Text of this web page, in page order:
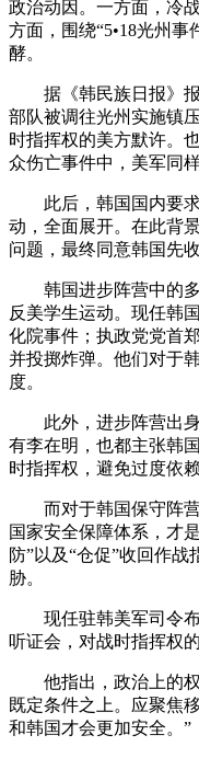
政治动因。一方面，冷
方面，围绕“5•18光州
酵。
据《韩民族日报》报
部队被调往光州实施镇
时指挥权的美方默许。
众伤亡事件中，美军同
此后，韩国国内要求
动，全面展开。在此背
问题，最终同意韩国先
韩国进步阵营中的多
反美学生运动。现任韩
化院事件；执政党党首
并投掷炸弹。他们对于
度。
此外，进步阵营出身
有李在明，也都主张韩
时指挥权，避免过度依
而对于韩国保守阵营
国家安全保障体系，才
防”以及“仓促”收回作
胁。
现任驻韩美军司令布
听证会，对战时指挥权
他指出，政治上的权
既定条件之上。应聚焦
和韩国才会更加安全。”